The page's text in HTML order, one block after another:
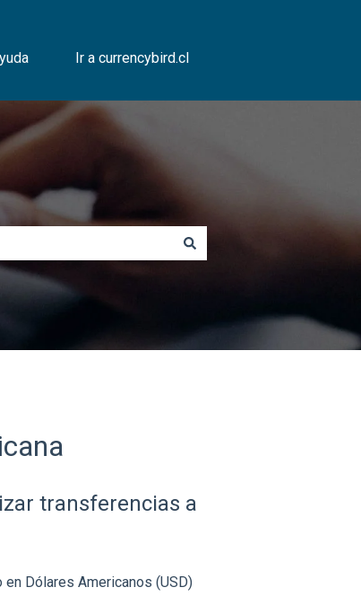
Ir a currencybird.cl
transferencias a
Dólares Americanos (USD)